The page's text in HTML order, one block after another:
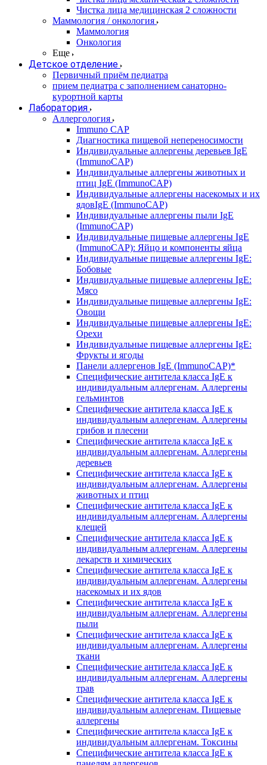
Чистка лица медицинская 2 сложности
Маммология / онкология
Маммология
Онкология
Еще
Детское отделение
Первичный приём педиатра
прием педиатра с заполнением санаторно-
курортной карты
Лаборатория
Аллергология
Immuno CAP
Диагностика пищевой непереносимости
Индивидуальные аллергены деревьев IgE
(ImmunoCAP)
Индивидуальные аллергены животных и
птиц IgE (ImmunoCAP)
Индивидуальные аллергены насекомых и их
ядовIgE (ImmunoCAP)
Индивидуальные аллергены пыли IgE
(ImmunoCAP)
Индивидуальные пищевые аллергены IgE
(ImmunoCAP): Яйцо и компоненты яйца
Индивидуальные пищевые аллергены IgE:
Бобовые
Индивидуальные пищевые аллергены IgE:
Мясо
Индивидуальные пищевые аллергены IgE:
Овощи
Индивидуальные пищевые аллергены IgE:
Орехи
Индивидуальные пищевые аллергены IgE:
Фрукты и ягоды
Панели аллергенов IgE (ImmunoCAP)*
Специфические антитела класса IgE к
индивидуальным аллергенам. Аллергены
гельминтов
Специфические антитела класса IgE к
индивидуальным аллергенам. Аллергены
грибов и плесени
Специфические антитела класса IgE к
индивидуальным аллергенам. Аллергены
деревьев
Специфические антитела класса IgE к
индивидуальным аллергенам. Аллергены
животных и птиц
Специфические антитела класса IgE к
индивидуальным аллергенам. Аллергены
клещей
Специфические антитела класса IgE к
индивидуальным аллергенам. Аллергены
лекарств и химических
Специфические антитела класса IgE к
индивидуальным аллергенам. Аллергены
насекомых и их ядов
Специфические антитела класса IgE к
индивидуальным аллергенам. Аллергены
пыли
Специфические антитела класса IgE к
индивидуальным аллергенам. Аллергены
ткани
Специфические антитела класса IgE к
индивидуальным аллергенам. Аллергены
трав
Специфические антитела класса IgE к
индивидуальным аллергенам. Пищевые
аллергены
Специфические антитела класса IgE к
индивидуальным аллергенам. Токсины
Специфические антитела класса IgE к